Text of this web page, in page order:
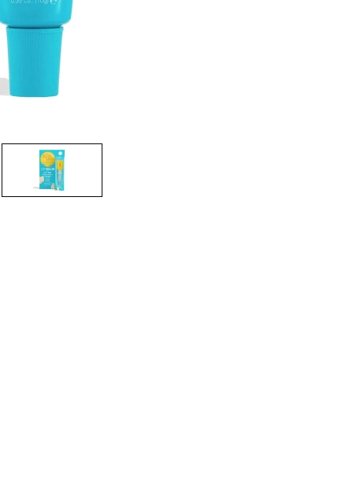
CREAR CUENTA